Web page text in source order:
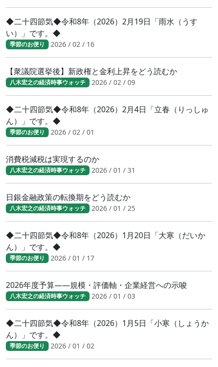
◆二十四節気◆令和8年（2026）2月19日「雨水（うす
い）」です。◆
季節のお便り 2026 / 02 / 16
【衆議院選挙後】新政権と金利上昇をどう読むか
八木宏之の経済時事ウォッチ 2026 / 02 / 09
◆二十四節気◆令和8年（2026）2月4日「立春（りっしゅ
ん）」です。◆
季節のお便り 2026 / 02 / 01
消費税減税は実現するのか
八木宏之の経済時事ウォッチ 2026 / 01 / 31
日銀金融政策の転換期をどう読むか
八木宏之の経済時事ウォッチ 2026 / 01 / 25
◆二十四節気◆令和8年（2026）1月20日「大寒（だいか
ん）」です。◆
季節のお便り 2026 / 01 / 17
2026年度予算――規模・評価軸・企業経営への示唆
八木宏之の経済時事ウォッチ 2026 / 01 / 03
◆二十四節気◆令和8年（2026）1月5日「小寒（しょうか
ん）」です。◆
季節のお便り 2026 / 01 / 02